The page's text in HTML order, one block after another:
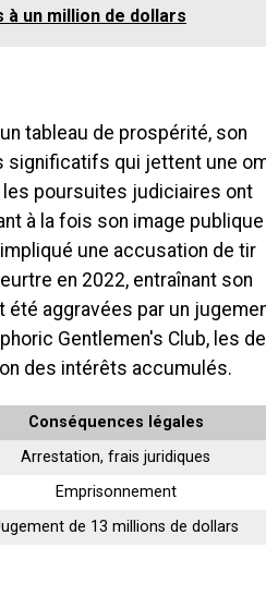
à un million de dollars
tableau de prospérité, son
significatifs qui jettent une
poursuites judiciaires ont
à la fois son image
une accusation de tir
en 2022, entraînant son
aggravées par un
Gentlemen's Club, les
des intérêts accumulés.
Conséquences légales
Arrestation, frais juridiques
Emprisonnement
de 13 millions de dollars